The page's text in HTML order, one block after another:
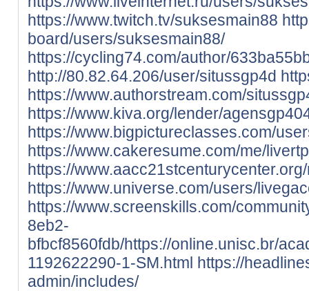
https://www.twitch.tv/suksesmain88
board/users/suksesmain88/
https://cycling74.com/author/
http://80.82.64.206/user/situssgp4d
https://www.authorstream.com/
https://www.kiva.org/lender/
https://www.bigpictureclasses.com/
https://www.cakeresume.com/me/
https://
https://www.universe.com/users/
https://www.screenskills.com/
8eb2-
bfbcf8560fdb/https://online.unisc.br/
1192622290-1-SM.html https://
admin/includes/